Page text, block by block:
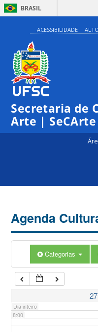
BRASIL
ACESSIBILIDADE
Secretaria de
Arte | SeCArte
Agenda
Categorias
27
Dia inteiro
0:00
1:00
5:00
7:00
8:00